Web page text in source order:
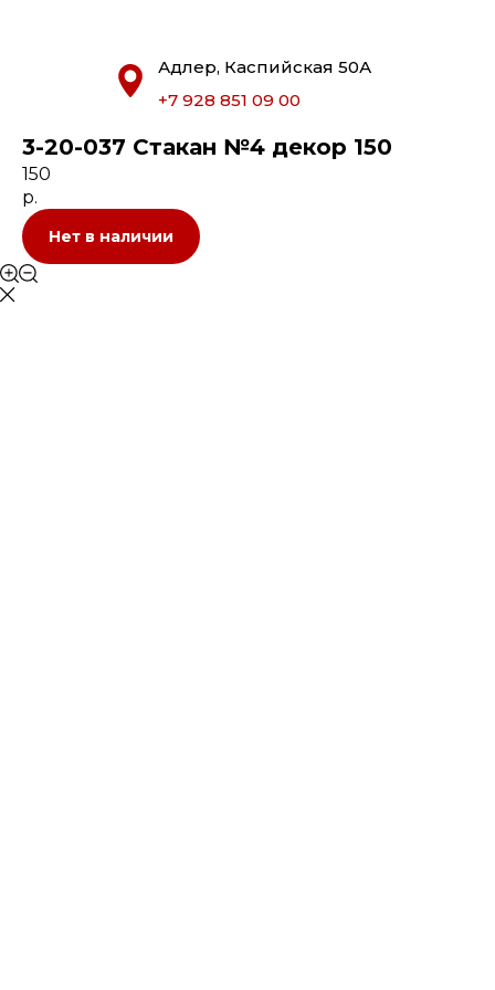
Адлер, Каспийская 50А
+7 928 851 09 00
3-20-037 Стакан №4 декор 150
150
р.
Нет в наличии